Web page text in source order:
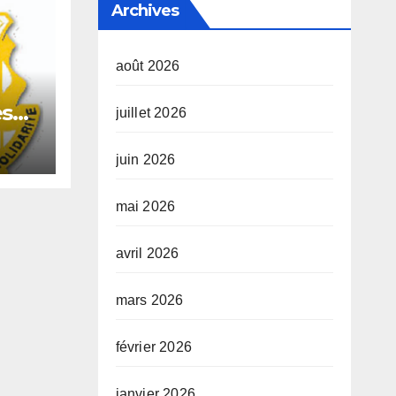
Archives
août 2026
juillet 2026
juin 2026
mai 2026
avril 2026
mars 2026
février 2026